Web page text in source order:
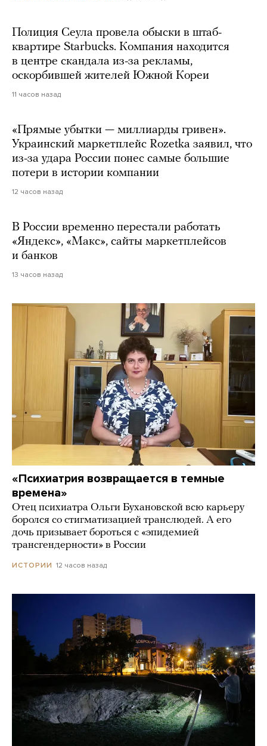
Полиция Сеула провела обыски в штаб-
квартире Starbucks. Компания находится
в центре скандала из-за рекламы,
оскорбившей жителей Южной Кореи
11 часов назад
«Прямые убытки — миллиарды гривен».
Украинский маркетплейс Rozetka заявил, что
из-за удара России понес самые большие
потери в истории компании
12 часов назад
В России временно перестали работать
«Яндекс», «Макс», сайты маркетплейсов
и банков
13 часов назад
«Психиатрия возвращается в темные
времена»
Отец психиатра Ольги Бухановской всю карьеру
боролся со стигматизацией транслюдей. А его
дочь призывает бороться с «эпидемией
трансгендерности» в России
ИСТОРИИ 12 часов назад